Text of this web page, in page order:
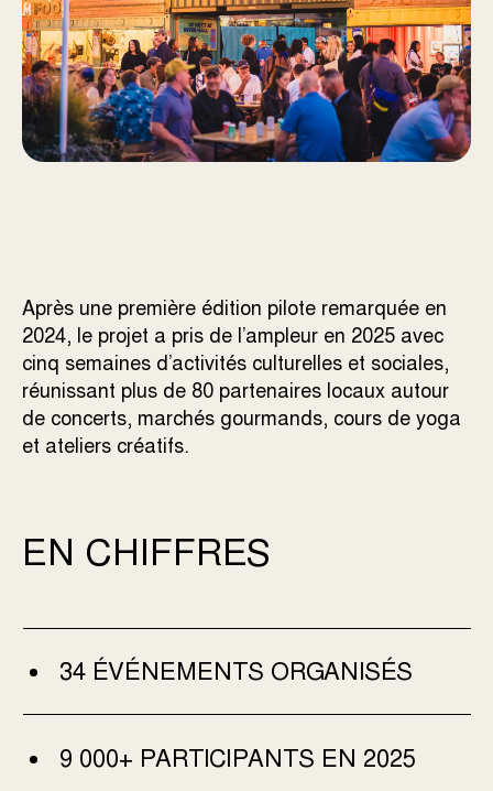
Après une première édition pilote remarquée en
2024, le projet a pris de l’ampleur en 2025 avec
cinq semaines d’activités culturelles et sociales,
réunissant plus de 80 partenaires locaux autour
de concerts, marchés gourmands, cours de yoga
et ateliers créatifs.
EN CHIFFRES
34 ÉVÉNEMENTS ORGANISÉS
9 000+ PARTICIPANTS EN 2025